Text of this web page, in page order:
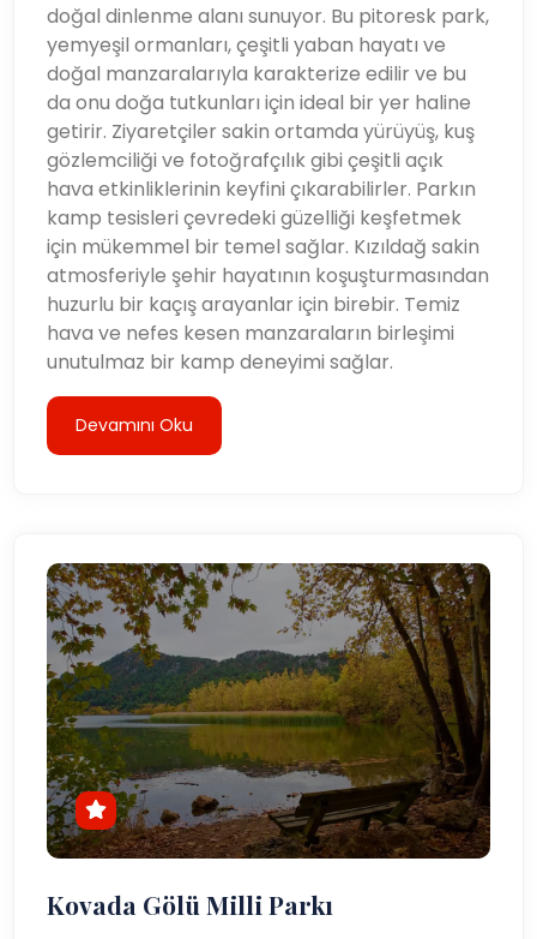
doğal dinlenme alanı sunuyor. Bu pitoresk park,
yemyeşil ormanları, çeşitli yaban hayatı ve
doğal manzaralarıyla karakterize edilir ve bu
da onu doğa tutkunları için ideal bir yer haline
getirir. Ziyaretçiler sakin ortamda yürüyüş, kuş
gözlemciliği ve fotoğrafçılık gibi çeşitli açık
hava etkinliklerinin keyfini çıkarabilirler. Parkın
kamp tesisleri çevredeki güzelliği keşfetmek
için mükemmel bir temel sağlar. Kızıldağ sakin
atmosferiyle şehir hayatının koşuşturmasından
huzurlu bir kaçış arayanlar için birebir. Temiz
hava ve nefes kesen manzaraların birleşimi
unutulmaz bir kamp deneyimi sağlar.
Devamını Oku
Kovada Gölü Milli Parkı